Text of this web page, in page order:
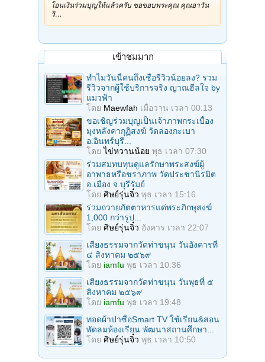
โอนเงินร่วมบุญให้แล้วครับ ขอขอบพระคุณ คุณอาวัน
วิ…
เข้าชมมาก
ทำไมวันนี้คนถึงเชื่อรีวิวน้อยลง? รวม
รีวิวจากผู้ใช้บริการจริง ญาณฮีลใจ by
แมวฟ้า
โดย Maewfah เมื่อวาน เวลา 00:13
ขอเชิญร่วมบุญเป็นเจ้าภาพกระเบื้อง
มุงหลังคากุฏิสงฆ์ วัดล่องกะเบา
อ.อินทร์บุรี...
โดยไข่หวานน้อย พุธ เวลา 07:30
ร่วมสมทบทุนดูแลรักษาพระสงฆ์ผู้
อาพาธหรือชราภาพ วัดประชานิรมิต
อ.เมือง จ.บุรีรัมย์
โดย ศิษย์รุ่นจิ๋ว พุธ เวลา 15:16
ร่วมถวายภัตตาหารแด่พระภิกษุสงฆ์
1,000 กว่ารูป...
โดย ศิษย์รุ่นจิ๋ว อังคาร เวลา 22:07
เสียงธรรมจากวัดท่าขนุน วันอังคารที่
๔ สิงหาคม ๒๕๖๙
โดย iamfu พุธ เวลา 10:36
เสียงธรรมจากวัดท่าขนุน วันพุธที่ ๕
สิงหาคม ๒๕๖๙
โดย iamfu พุธ เวลา 19:48
ทอดผ้าป่าซื้อSmart TV ใช้เรียน&สอน
พัดลมห้องเรียน พัฒนาสถานศึกษา...
โดย ศิษย์รุ่นจิ๋ว พุธ เวลา 10:50